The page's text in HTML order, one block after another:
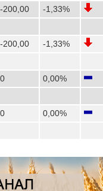
-200,00
-1,33%
-200,00
-1,33%
0
0,00%
0
0,00%